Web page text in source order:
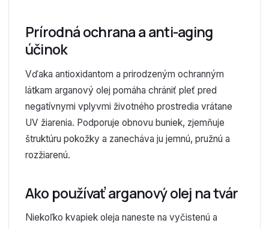
Prírodná ochrana a anti-aging
účinok
Vďaka antioxidantom a prirodzeným ochranným
látkam arganový olej pomáha chrániť pleť pred
negatívnymi vplyvmi životného prostredia vrátane
UV žiarenia. Podporuje obnovu buniek, zjemňuje
štruktúru pokožky a zanecháva ju jemnú, pružnú a
rozžiarenú.
Ako používať arganový olej na tvár
Niekoľko kvapiek oleja naneste na vyčistenú a